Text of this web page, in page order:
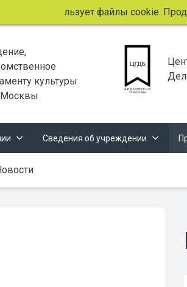
сайт использует файлы cookie.
культуры
Москвы
Сведения об учреждении